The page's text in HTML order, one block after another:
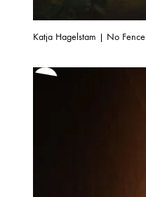
Katja Hagelstam | No Fence